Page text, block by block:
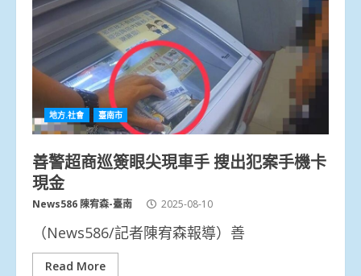
地方.社會 臺南市
善警超商巡簽眼尖現車手 搜出犯案手機卡
現金
News586 陳宥森-臺南 2025-08-10
（News586/記者陳宥森報導）善
Read More